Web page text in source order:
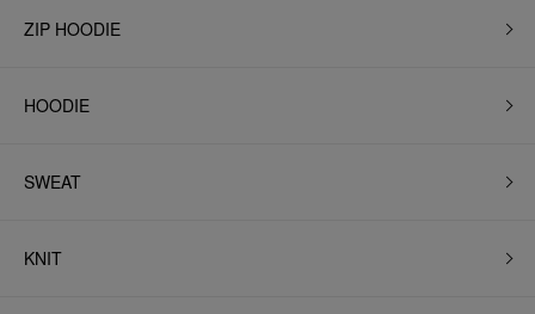
ZIP HOODIE
HOODIE
SWEAT
KNIT